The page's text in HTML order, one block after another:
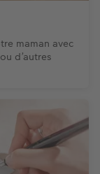
maman avec
d’autres